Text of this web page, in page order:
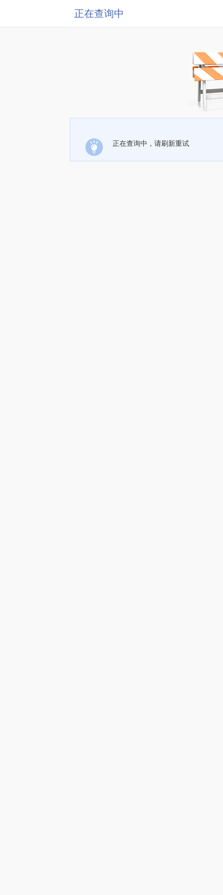
正在查询中
正在查询中，请刷新重试